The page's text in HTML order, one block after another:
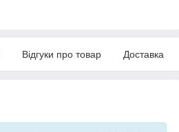
Відгуки про товар Доставка